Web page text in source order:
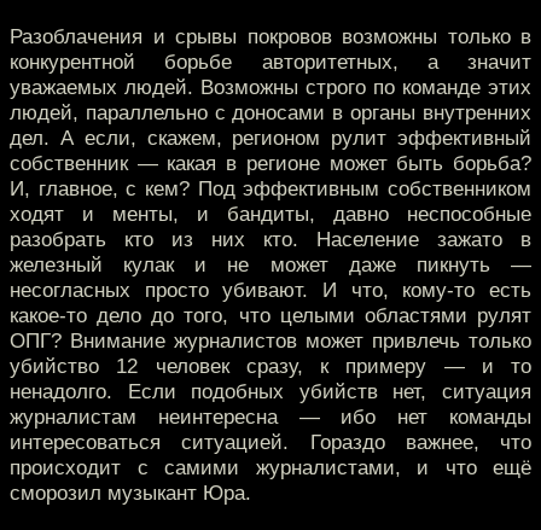
Разоблачения и срывы покровов возможны только в
конкурентной борьбе авторитетных, а значит
уважаемых людей. Возможны строго по команде этих
людей, параллельно с доносами в органы внутренних
дел. А если, скажем, регионом рулит эффективный
собственник — какая в регионе может быть борьба?
И, главное, с кем? Под эффективным собственником
ходят и менты, и бандиты, давно неспособные
разобрать кто из них кто. Население зажато в
железный кулак и не может даже пикнуть —
несогласных просто убивают. И что, кому-то есть
какое-то дело до того, что целыми областями рулят
ОПГ? Внимание журналистов может привлечь только
убийство 12 человек сразу, к примеру — и то
ненадолго. Если подобных убийств нет, ситуация
журналистам неинтересна — ибо нет команды
интересоваться ситуацией. Гораздо важнее, что
происходит с самими журналистами, и что ещё
сморозил музыкант Юра.